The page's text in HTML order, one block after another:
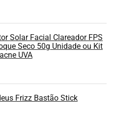
Solar Facial Clareador FPS
Seco 50g Unidade ou Kit
UVA
Frizz Bastão Stick